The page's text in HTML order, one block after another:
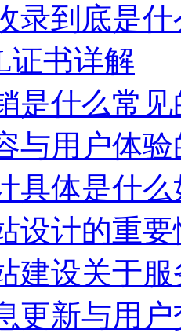
录到底是
证书详解
是什么常
与用户体
具体是什
设计的重要
建设关于
更新与用